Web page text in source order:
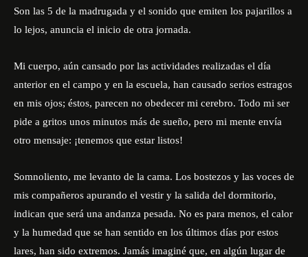
Son las 5 de la madrugada y el sonido que emiten los pajarillos a
lo lejos, anuncia el inicio de otra jornada.
Mi cuerpo, aún cansado por las actividades realizadas el día
anterior en el campo y en la escuela, han causado serios estragos
en mis ojos; éstos, parecen no obedecer mi cerebro. Todo mi ser
pide a gritos unos minutos más de sueño, pero mi mente envía
otro mensaje: ¡tenemos que estar listos!
Somnoliento, me levanto de la cama. Los bostezos y las voces de
mis compañeros apurando el vestir y la salida del dormitorio,
indican que será una andanza pesada. No es para menos, el calor
y la humedad que se han sentido en los últimos días por estos
lares, han sido extremos. Jamás imaginé que, en algún lugar de